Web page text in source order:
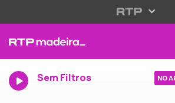
Sem Filtros NO